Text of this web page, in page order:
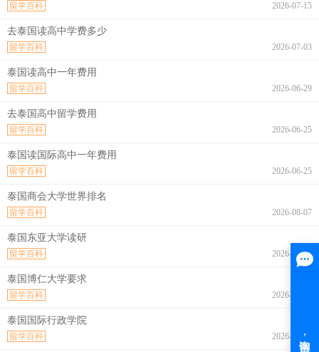
2026-07-15
留学百科
去泰国读高中学费多少
2026-07-03
留学百科
泰国读高中一年费用
2026-06-29
留学百科
去泰国高中留学费用
2026-06-25
留学百科
泰国读国际高中一年费用
2026-06-25
留学百科
泰国商会大学世界排名
2026-08-07
留学百科
泰国东亚大学读研
2026-08-07
留学百科
泰国博仁大学要求
2026-08-07
留学百科
泰国国际行政学院
2026-08-07
留学百科